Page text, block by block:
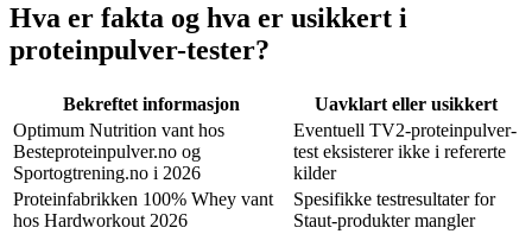
Hva er fakta og hva er usikkert i
proteinpulver-tester?
Bekreftet informasjon
Uavklart eller usikkert
Optimum Nutrition vant hos
Besteproteinpulver.no og
Sportogtrening.no i 2026
Eventuell TV2-proteinpulver-
test eksisterer ikke i refererte
kilder
Proteinfabrikken 100% Whey vant
hos Hardworkout 2026
Spesifikke testresultater for
Staut-produkter mangler